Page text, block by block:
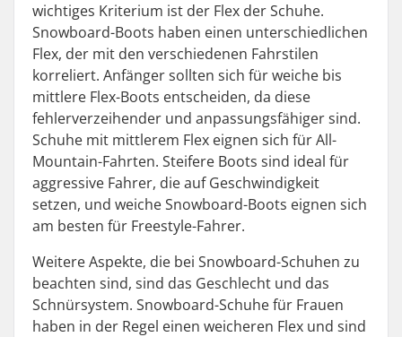
wichtiges Kriterium ist der Flex der Schuhe.
Snowboard-Boots haben einen unterschiedlichen
Flex, der mit den verschiedenen Fahrstilen
korreliert. Anfänger sollten sich für weiche bis
mittlere Flex-Boots entscheiden, da diese
fehlerverzeihender und anpassungsfähiger sind.
Schuhe mit mittlerem Flex eignen sich für All-
Mountain-Fahrten. Steifere Boots sind ideal für
aggressive Fahrer, die auf Geschwindigkeit
setzen, und weiche Snowboard-Boots eignen sich
am besten für Freestyle-Fahrer.
Weitere Aspekte, die bei Snowboard-Schuhen zu
beachten sind, sind das Geschlecht und das
Schnürsystem. Snowboard-Schuhe für Frauen
haben in der Regel einen weicheren Flex und sind